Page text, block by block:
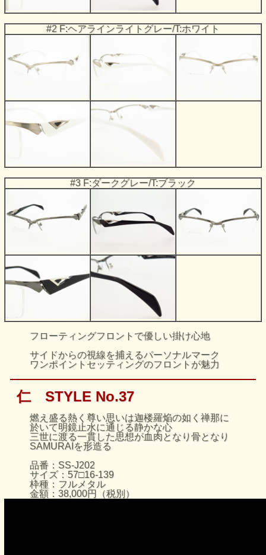
#2 F:ヘアラインライトグレー/T:ホワイト
#3 F:ダークグレー/T:ブラック
フローティングフロントで優しい掛け心地
サイドからの視線を捕えるパーソナルマーク
ワンポイントセッティングのフロントが魅力
仁 STYLE No.37
燃え盛る熱く尊い思いは迦楼羅焔の如く禅那に
於いて明鏡止水に通じる静かな心
三世に渡る一貫した思想が血肉となり骨となり
SAMURAIを形造る
品番：SS-J202
サイズ：57□16-139
枠種：フルメタル
金額：38,000円（税別）